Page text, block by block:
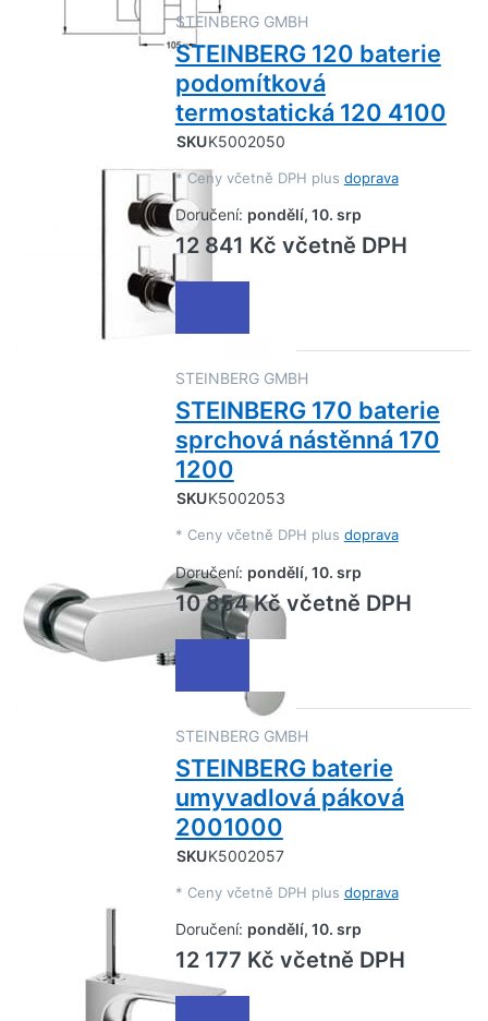
STEINBERG GMBH
STEINBERG 120 baterie
podomítková
termostatická 120 4100
SKUK5002050
* Ceny včetně DPH plus doprava
Doručení: pondělí, 10. srp
12 841 Kč včetně DPH
STEINBERG GMBH
STEINBERG 170 baterie
sprchová nástěnná 170
1200
SKUK5002053
* Ceny včetně DPH plus doprava
Doručení: pondělí, 10. srp
10 854 Kč včetně DPH
STEINBERG GMBH
STEINBERG baterie
umyvadlová páková
2001000
SKUK5002057
* Ceny včetně DPH plus doprava
Doručení: pondělí, 10. srp
12 177 Kč včetně DPH